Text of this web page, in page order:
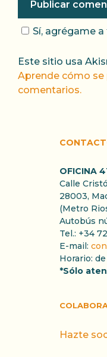
Sí, agrégame
Este sitio usa
Aprende cómo
comentarios.
OFICINA
Calle
28003,
(Metro
Autobús
Tel.: +34
E-mail:
Horario:
*Sólo
Hazte